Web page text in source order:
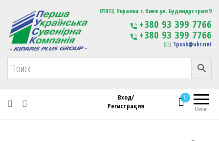
Первая Украинская Сувенирная Компания Изготовление
сувенирной продукции
с логотипом
01013, Украина г. Киев ул. Будиндустрии 9
+380 93 399 7766
+380 93 399 7766
1pusk@ukr.net
Меню
0
Вход/
Регистрация